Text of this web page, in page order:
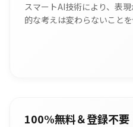
スマートAI技術により、表
的な考えは変わらないことを
100%無料＆登録不要